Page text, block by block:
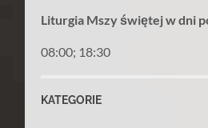
Liturgia Mszy świętej w dni
08:00; 18:30
KATEGORIE